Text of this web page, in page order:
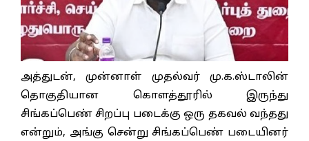
அத்துடன், முன்னாள் முதல்வர் மு.க.ஸ்டாலின்
தொகுதியான கொளத்தூரில் இருந்து
சிங்கப்பெண் சிறப்பு படைக்கு ஒரு தகவல் வந்தது
என்றும், அங்கு சென்று சிங்கப்பெண் படையினர்